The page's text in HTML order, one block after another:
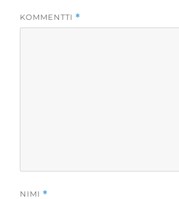
KOMMENTTI *
NIMI *